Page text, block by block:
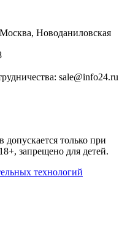
Новоданиловская
sale@info24.ru
только при
запрещено для детей.
технологий